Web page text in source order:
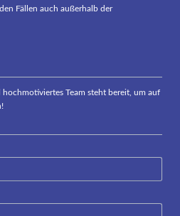
Fällen auch außerhalb der
Team steht bereit, um auf